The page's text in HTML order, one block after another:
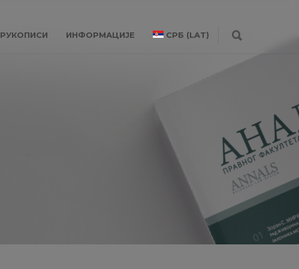
РУКОПИСИ ИНФОРМАЦИЈЕ СРБ (LAT)